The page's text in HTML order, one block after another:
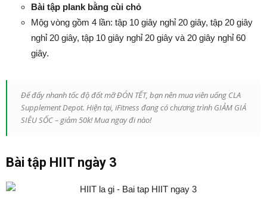
Bài tập plank bằng cùi chỏ
Mộg vòng gồm 4 lần: tập 10 giây nghỉ 20 giây, tập 20 giây
nghỉ 20 giây, tập 10 giây nghỉ 20 giây và 20 giây nghỉ 60
giây.
Để đẩy nhanh tốc độ đốt mỡ ĐÓN TẾT, bạn nên mua viên uống CLA
Supplement Depot. Hiện tại, iFitness đang có chương trình GIẢM GIÁ
SIÊU SỐC – giảm 50k! Mua ngay đi nào!
Bài tập HIIT ngày 3